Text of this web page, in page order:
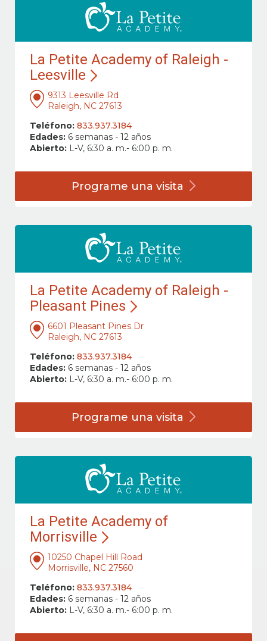
La Petite Academy of Raleigh -
Leesville
9313 Leesville Rd
Raleigh, NC 27613
Teléfono: 833.937.3184
Edades: 6 semanas - 12 años
Abierto: L-V, 6:30 a. m.- 6:00 p. m.
Programe una visita
La Petite Academy of Raleigh -
Pleasant Pines
6601 Pleasant Pines Dr
Raleigh, NC 27613
Teléfono: 833.937.3184
Edades: 6 semanas - 12 años
Abierto: L-V, 6:30 a. m.- 6:00 p. m.
Programe una visita
La Petite Academy of
Morrisville
10250 Chapel Hill Road
Morrisville, NC 27560
Teléfono: 833.937.3184
Edades: 6 semanas - 12 años
Abierto: L-V, 6:30 a. m.- 6:00 p. m.